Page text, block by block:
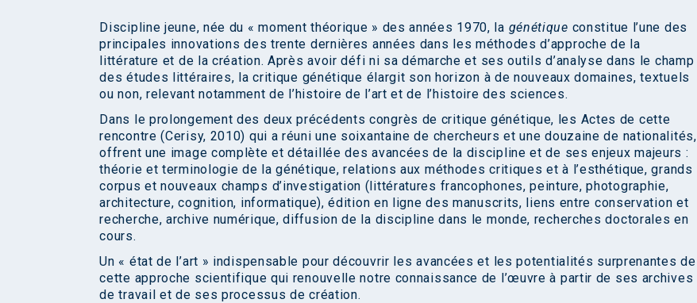
Discipline jeune, née du « moment théorique » des années 1970, la génétique constitue l’une des
principales innovations des trente dernières années dans les méthodes d’approche de la
littérature et de la création. Après avoir défi ni sa démarche et ses outils d’analyse dans le champ
des études littéraires, la critique génétique élargit son horizon à de nouveaux domaines, textuels
ou non, relevant notamment de l’histoire de l’art et de l’histoire des sciences.
Dans le prolongement des deux précédents congrès de critique génétique, les Actes de cette
rencontre (Cerisy, 2010) qui a réuni une soixantaine de chercheurs et une douzaine de nationalités,
offrent une image complète et détaillée des avancées de la discipline et de ses enjeux majeurs :
théorie et terminologie de la génétique, relations aux méthodes critiques et à l’esthétique, grands
corpus et nouveaux champs d’investigation (littératures francophones, peinture, photographie,
architecture, cognition, informatique), édition en ligne des manuscrits, liens entre conservation et
recherche, archive numérique, diffusion de la discipline dans le monde, recherches doctorales en
cours.
Un « état de l’art » indispensable pour découvrir les avancées et les potentialités surprenantes de
cette approche scientifique qui renouvelle notre connaissance de l’œuvre à partir de ses archives
de travail et de ses processus de création.